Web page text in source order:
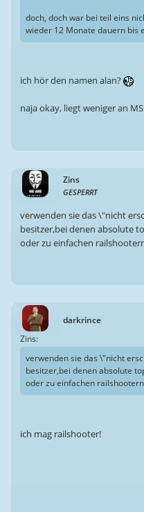
doch, doch war bei teil eins
wieder 12 Monate dauern bis
ich hör den namen alan?
naja okay, liegt weniger an
Zins
GESPERRT
verwenden sie das \"nicht
besitzer,bei denen absolute
oder zu einfachen
darkrince
Zins:
verwenden sie das \"nicht
besitzer,bei denen absolute
oder zu einfachen
ich mag railshooter!